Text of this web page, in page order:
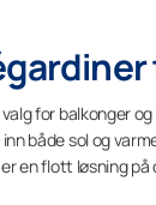
for balkonger
både sol og
en flott løsning